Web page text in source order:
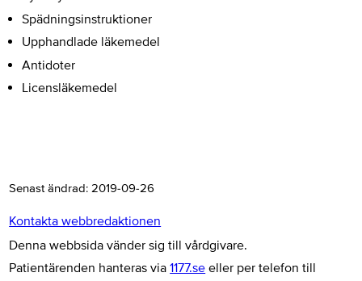
Spädningsinstruktioner
Upphandlade läkemedel
Antidoter
Licensläkemedel
Senast ändrad:2019-09-26
Kontakta webbredaktionen
Denna webbsida vänder sig till vårdgivare.
Patientärenden hanteras via1177.se eller per telefon till